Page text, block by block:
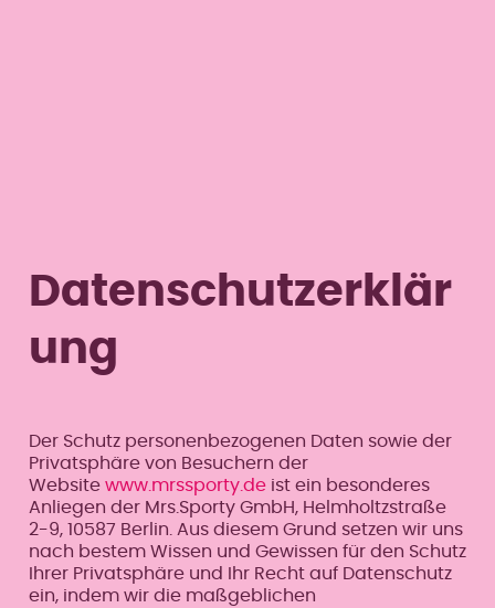
Datenschutzerklär
ung
Der Schutz personenbezogenen Daten sowie der
Privatsphäre von Besuchern der
Website www.mrssporty.deist ein besonderes
Anliegen der Mrs.Sporty GmbH, Helmholtzstraße
2-9, 10587 Berlin. Aus diesem Grund setzen wir uns
nach bestem Wissen und Gewissen für den Schutz
Ihrer Privatsphäre und Ihr Recht auf Datenschutz
ein, indem wir die maßgeblichen